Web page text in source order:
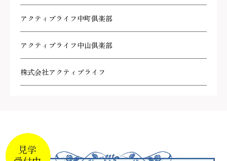
アクティブライフ中町倶楽部
アクティブライフ中山倶楽部
株式会社アクティブライフ